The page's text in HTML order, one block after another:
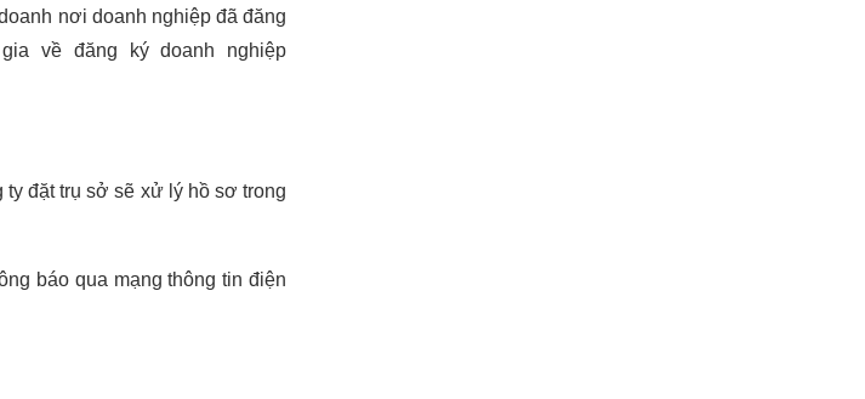
nơi doanh nghiệp đã đăng
về đăng ký doanh nghiệp
đặt trụ sở sẽ xử lý hồ sơ trong
báo qua mạng thông tin điện